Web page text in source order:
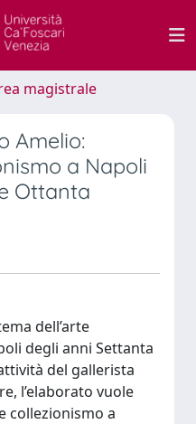
magistrale
Amelio:
a Napoli
Ottanta
dell’arte
degli anni Settanta
del gallerista
l’elaborato vuole
collezionismo a